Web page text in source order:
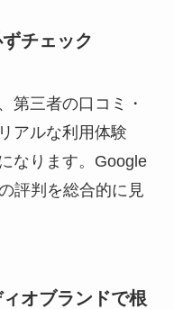
チェック
第三者の口コミ・
アルな利用体験
なります。Google
評判を総合的に見
オブランドで根